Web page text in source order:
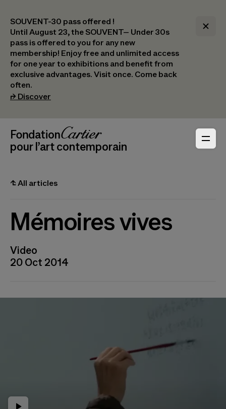
SOUVENT-30 pass offered !
Until August 23, the SOUVENT– Under 30s
pass is offered to you for any new
membership! Enjoy free and unlimited access
for one year to exhibitions and benefit from
exclusive advantages. Visit once. Come back
often.
⮣ Discover
Header Navigation
_logoFondation Cartier
pour l’art contemporain
⮤All articles
Mémoires vives
Video
20 Oct 2014